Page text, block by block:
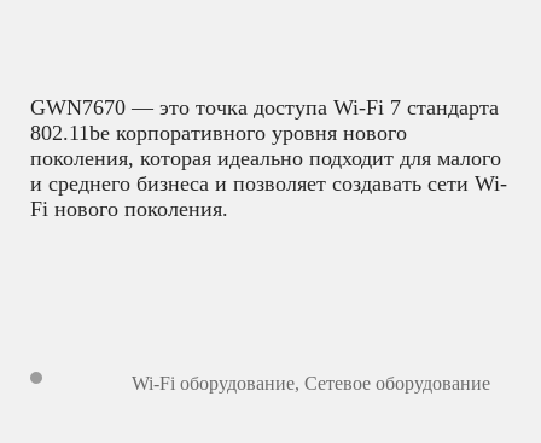
GWN7670 — это точка доступа Wi-Fi 7 стандарта
802.11be корпоративного уровня нового
поколения, которая идеально подходит для малого
и среднего бизнеса и позволяет создавать сети Wi-
Fi нового поколения.
Wi-Fi оборудование, Сетевое оборудование